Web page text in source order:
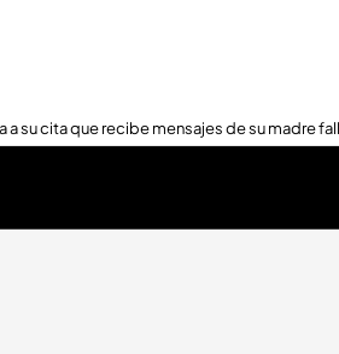
a su cita que recibe mensajes de su madre